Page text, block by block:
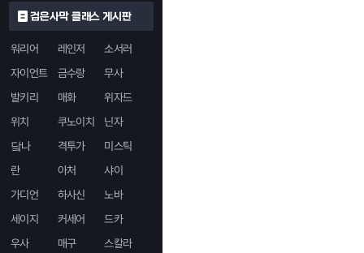
검은사막 클래스 게시판
워리어 레인저
소서러
자이언트
금수랑
무사
발키리
매화
위자드
위치
쿠노이치
닌자
닼나
격투가
미스틱
란
아처
샤이
가디언
하사신
노바
세이지
커세어
드카
우사
매구
스칼라